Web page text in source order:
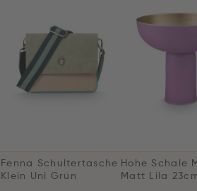
Fenna Schultertasche
Klein Uni Grün
Hohe Schale
Matt Lila